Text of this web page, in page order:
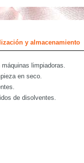
y almacenamiento
limpiadoras.
en seco.
de disolventes.